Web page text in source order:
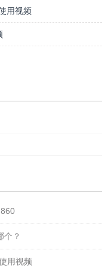
用视频
个？
用视频